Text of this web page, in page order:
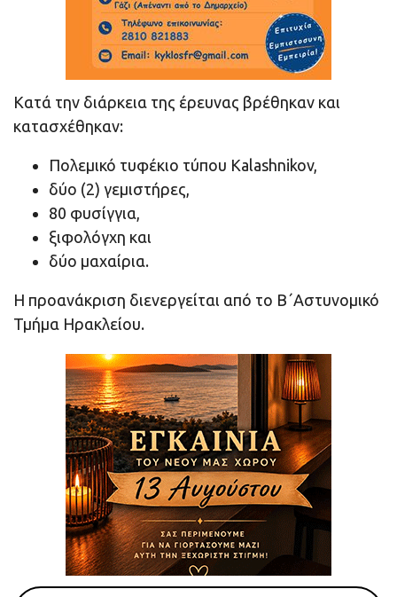
Κατά την διάρκεια της έρευνας βρέθηκαν και
κατασχέθηκαν:
Πολεμικό τυφέκιο τύπου Kalashnikov,
δύο (2) γεμιστήρες,
80 φυσίγγια,
ξιφολόγχη και
δύο μαχαίρια.
Η προανάκριση διενεργείται από το Β΄Αστυνομικό
Τμήμα Ηρακλείου.